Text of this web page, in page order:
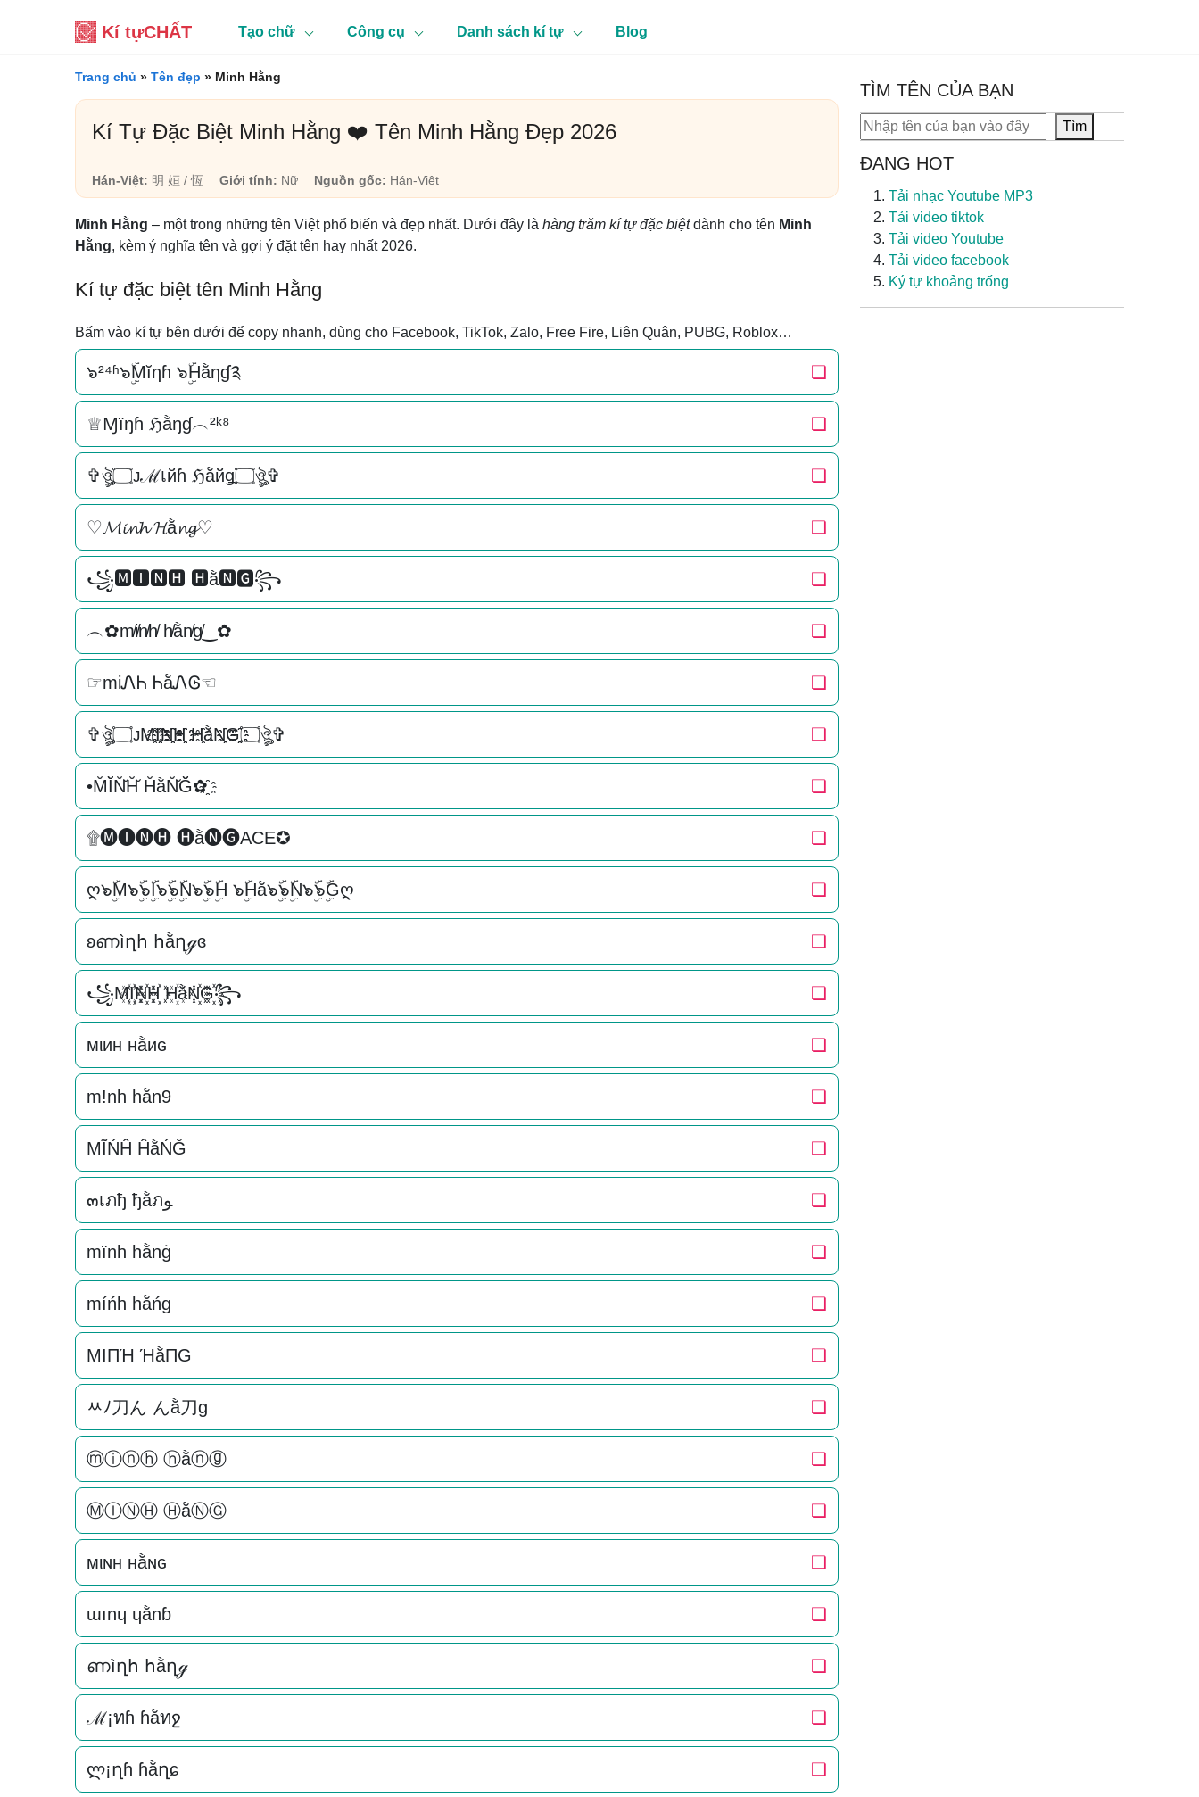
Kí tựCHẤT Tạo chữ Công cụ Danh sách kí tự Blog
Trang chủ » Tên đẹp » Minh Hằng
Kí Tự Đặc Biệt Minh Hằng ❤️ Tên Minh Hằng Đẹp 2026
Hán-Việt: 明 姮 / 恆 Giới tính: Nữ Nguồn gốc: Hán-Việt
Minh Hằng – một trong những tên Việt phổ biến và đẹp nhất. Dưới đây là hàng trăm kí tự đặc biệtdành cho tên Minh
Hằng, kèm ý nghĩa tên và gợi ý đặt tên hay nhất 2026.
Kí tự đặc biệt tên Minh Hằng
Bấm vào kí tự bên dưới để copy nhanh, dùng cho Facebook, TikTok, Zalo, Free Fire, Liên Quân, PUBG, Roblox…
๖²⁴ʱ๖ۣۜMĭηɦ ๖ۣۜHằηɠ༉ ❏
♕Ɱїŋɦ ℌằŋɠ︵²ᵏ⁸ ❏
✞ঔৣ۝ᴊℳเйɦ ℌằйǥ۝ঔৣ✞ ❏
♡𝓜𝓲𝓷𝓱 𝓗ằ𝓷𝓰♡ ❏
꧁🅼🅸🅽🅷 🅷ằ🅽🅶꧂ ❏
︵✿m̸i̸n̸h̸ h̸ằn̸g̸‿✿ ❏
☞miᏁᏂ ᏂằᏁᎶ☜ ❏
✞ঔৣ۝ᴊM҈I҈҈N҈҈H҈҈ H҈ằN҈҈G҈҈۝ঔৣ✞ ❏
•M̆Ĭ̆N̆̆H̆̆ H̆ằN̆̆Ğ̆✿҈ ❏
۩🅜🅘🅝🅗 🅗ằ🅝🅖ACE✪ ❏
ღ๖ۣۜM๖ۣۜ๖ۣۜI๖ۣۜ๖ۣۜN๖ۣۜ๖ۣۜH ๖ۣۜHằ๖ۣۜ๖ۣۜN๖ۣۜ๖ۣۜGღ ❏
ʚണìղհ հằղℊɞ ❏
꧁M꙰I꙰꙰N꙰꙰H꙰꙰ H꙰ằN꙰꙰G꙰꙰꧂ ❏
мιин нằиɢ ❏
m!nh hằn9 ❏
MĨŃĤ ĤằŃĞ ❏
๓เภђ ђằภﻮ ❏
mïnh hằnġ ❏
míńh hằńg ❏
MIПΉ ΉằПG ❏
ﾶﾉ刀ん んằ刀g ❏
ⓜⓘⓝⓗ ⓗằⓝⓖ ❏
ⓂⒾⓃⒽ ⒽằⓃⒼ ❏
мιɴн нằɴԍ ❏
ɯınɥ ɥằnɓ ❏
ണìղհ հằղℊ ❏
ℳ¡ทɦ ɦằทջ ❏
ლ¡ղɦ ɦằղɕ ❏
TÌM TÊN CỦA BẠN
Tìm kiếm Tìm
ĐANG HOT
Tải nhạc Youtube MP3
Tải video tiktok
Tải video Youtube
Tải video facebook
Ký tự khoảng trống